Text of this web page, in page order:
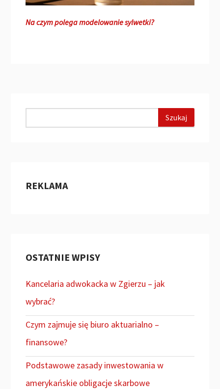
Na czym polega modelowanie sylwetki?
REKLAMA
OSTATNIE WPISY
Kancelaria adwokacka w Zgierzu – jak
wybrać?
Czym zajmuje się biuro aktuarialno –
finansowe?
Podstawowe zasady inwestowania w
amerykańskie obligacje skarbowe